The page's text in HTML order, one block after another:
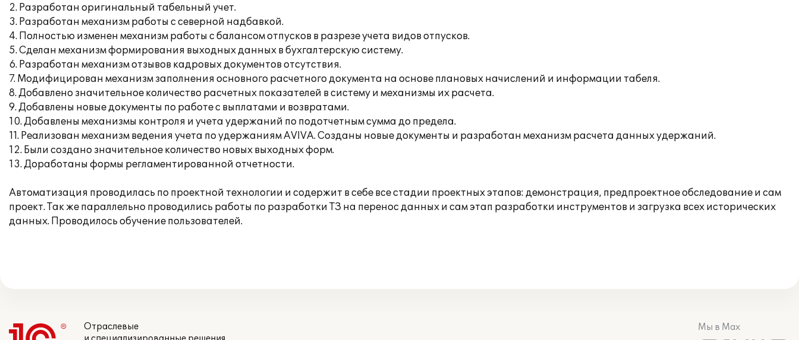
2. Разработан оригинальный табельный учет.
3. Разработан механизм работы с северной надбавкой.
4. Полностью изменен механизм работы с балансом отпусков в разрезе учета видов отпусков.
5. Сделан механизм формирования выходных данных в бухгалтерскую систему.
6. Разработан механизм отзывов кадровых документов отсутствия.
7. Модифицирован механизм заполнения основного расчетного документа на основе плановых начислений и информации табеля.
8. Добавлено значительное количество расчетных показателей в систему и механизмы их расчета.
9. Добавлены новые документы по работе с выплатами и возвратами.
10. Добавлены механизмы контроля и учета удержаний по подотчетным сумма до предела.
11. Реализован механизм ведения учета по удержаниям AVIVA. Созданы новые документы и разработан механизм расчета данных удержаний.
12. Были создано значительное количество новых выходных форм.
13. Доработаны формы регламентированной отчетности.
Автоматизация проводилась по проектной технологии и содержит в себе все стадии проектных этапов: демонстрация, предпроектное обследование и сам
проект. Так же параллельно проводились работы по разработки ТЗ на перенос данных и сам этап разработки инструментов и загрузка всех исторических
данных. Проводилось обучение пользователей.
Отраслевые
Мы в Max